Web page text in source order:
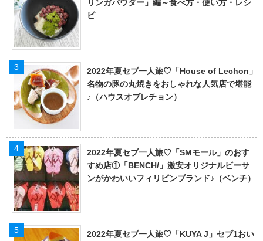
リンガパウダー」編～食べ方・使い方・レシ
ピ
2022年夏セブ一人旅♡「House of Lechon」
名物の豚の丸焼きをおしゃれな人気店で堪能
♪（ハウスオブレチョン）
2022年夏セブ一人旅♡「SMモール」のおす
すめ店①「BENCH/」激安オリジナルビーサ
ンがかわいいフィリピンブランド♪（ベンチ）
2022年夏セブ一人旅♡「KUYA J」セブ1おい